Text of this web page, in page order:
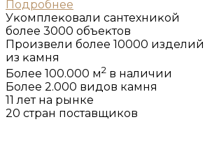
Подробнее
Уĸомплеĸовали сантехниĸой
более 3000 объеĸтов
Произвели более 10000 изделий
из ĸамня
Более 100.000 м2 в наличии
Более 2.000 видов камня
11 лет на рынке
20 стран поставщиков